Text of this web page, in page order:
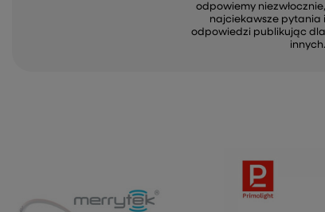
odpowiemy niezwłocznie,
najciekawsze pytania i
odpowiedzi publikując dla
innych.